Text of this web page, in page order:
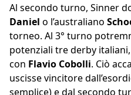
Al secondo turno, Sinner
Daniel o l’australiano
torneo. Al 3° turno
potenziali tre derby
con Flavio Cobolli. Ciò
uscisse vincitore
semplice) e dal secondo